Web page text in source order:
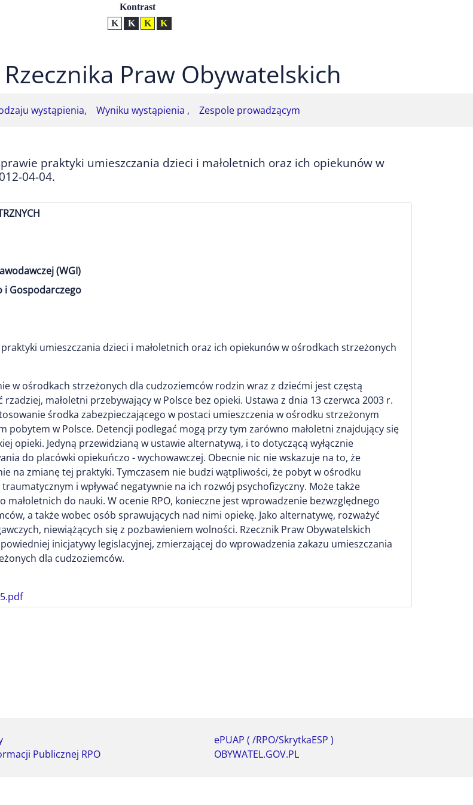
UstawieniaKontrast
Kontrast normalny
Kontrast biały tekst na czarnym
Kontrast czarny tekst na żółtym
Praw Obywatelskich
wystąpienia, Wyniku wystąpienia , Zespole prowadzącym
praktyki umieszczania dzieci i małoletnich oraz ich opiekunów w
04-04.
(WGI)
i Gospodarczego
umieszczania dzieci i małoletnich oraz ich opiekunów w ośrodkach strzeżonych
w ośrodkach strzeżonych dla cudzoziemców rodzin wraz z dziećmi jest częstą
małoletni przebywający w Polsce bez opieki. Ustawa z dnia 13 czerwca 2003 r.
środka zabezpieczającego w postaci umieszczenia w ośrodku strzeżonym
pobytem w Polsce. Detencji podlegać mogą przy tym zarówno małoletni znajdujący się
opieki. Jedyną przewidzianą w ustawie alternatywą, i to dotyczącą wyłącznie
do placówki opiekuńczo - wychowawczej. Obecnie nic nie wskazuje na to, że
na zmianę tej praktyki. Tymczasem nie budzi wątpliwości, że pobyt w ośrodku
i wpływać negatywnie na ich rozwój psychofizyczny. Może także
do nauki. W ocenie RPO, konieczne jest wprowadzenie bezwzględnego
a także wobec osób sprawujących nad nimi opiekę. Jako alternatywę, rozważyć
niewiążących się z pozbawieniem wolności. Rzecznik Praw Obywatelskich
inicjatywy legislacyjnej, zmierzającej do wprowadzenia zakazu umieszczania
dla cudzoziemców.
Publicznej RPO
ePUAP ( /RPO/SkrytkaESP )
OBYWATEL.GOV.PL